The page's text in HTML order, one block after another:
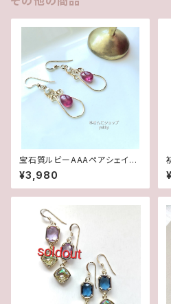
宝石質ルビーAAAペアシェイプ
✽淡水パール14kgfデザインピ
アス/イヤリング
¥3,980